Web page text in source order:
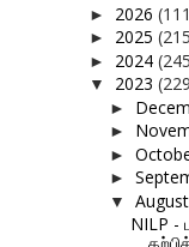
► 2026
► 2025
► 2024
▼ 2023
►
►
►
►
▼ August
NILP -